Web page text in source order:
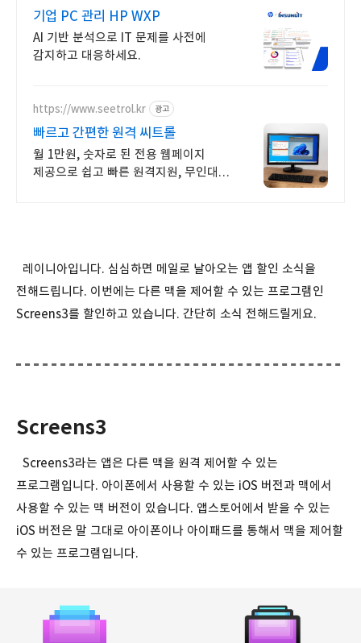
기업 PC 관리 HP WXP
AI 기반 분석으로 IT 문제를 사전에
감지하고 대응하세요.
https://www.seetrol.kr 광고
빠르고 간편한 원격 씨트롤
월 1만원, 숫자로 된 전용 웹페이지
제공으로 쉽고 빠른 원격지원, 무인대기
레이니아입니다. 심심하면 메일로 날아오는 앱 할인 소식을
전해드립니다. 이번에는 다른 맥을 제어할 수 있는 프로그램인
Screens3를 할인하고 있습니다. 간단히 소식 전해드릴게요.
Screens3
Screens3라는 앱은 다른 맥을 원격 제어할 수 있는
프로그램입니다. 아이폰에서 사용할 수 있는 iOS 버전과 맥에서
사용할 수 있는 맥 버전이 있습니다. 앱스토어에서 받을 수 있는
iOS 버전은 말 그대로 아이폰이나 아이패드를 통해서 맥을 제어할
수 있는 프로그램입니다.